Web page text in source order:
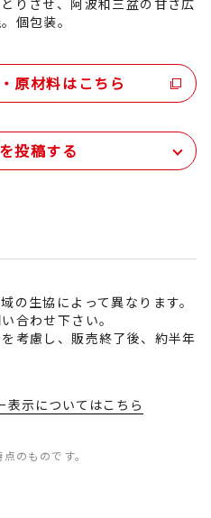
りさせ、阿波和三盆の甘さ広
個包装。
原材料はこちら
投稿する
の生協によって異なります。
合わせ下さい。
考慮し、販売終了後、約半年
表示についてはこちら
のものです。